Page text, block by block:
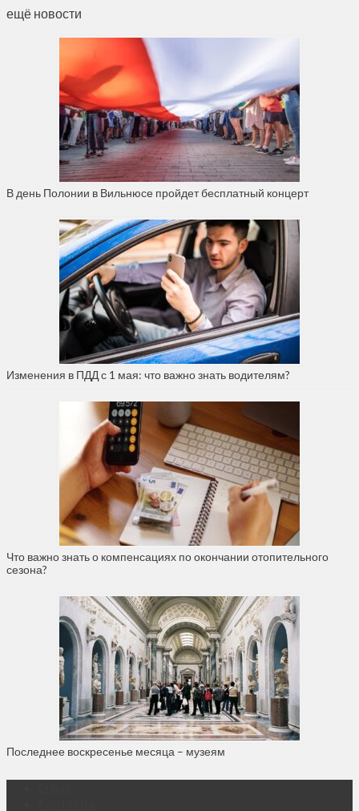
ещё новости
В день Полонии в Вильнюсе пройдет бесплатный концерт
Изменения в ПДД с 1 мая: что важно знать водителям?
Что важно знать о компенсациях по окончании отопительного
сезона?
Последнее воскресенье месяца – музеям